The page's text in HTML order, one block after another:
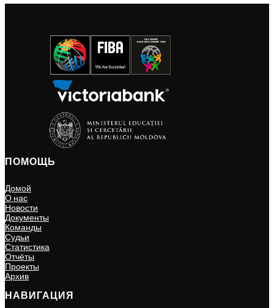
ПОМОЩЬ
Домой
О нас
Новости
Документы
Команды
Судьи
Статистика
Отчёты
Проекты
Архив
НАВИГАЦИЯ